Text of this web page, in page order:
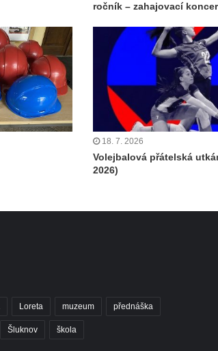
ročník – zahajovací
18. 7. 2026
Volejbalová přátelská
2026)
Loreta muzeum přednáška
Šluknov škola